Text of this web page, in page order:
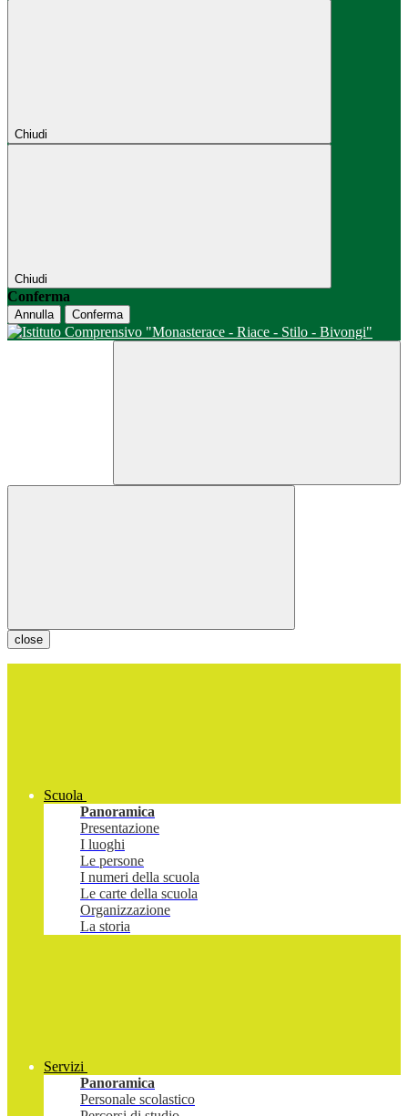
Chiudi
Chiudi
Conferma
Annulla Conferma
close
Scuola
Panoramica
Presentazione
I luoghi
Le persone
I numeri della scuola
Le carte della scuola
Organizzazione
La storia
Servizi
Panoramica
Personale scolastico